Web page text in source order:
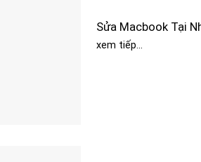
Sửa Macbook Tại
xem tiếp...